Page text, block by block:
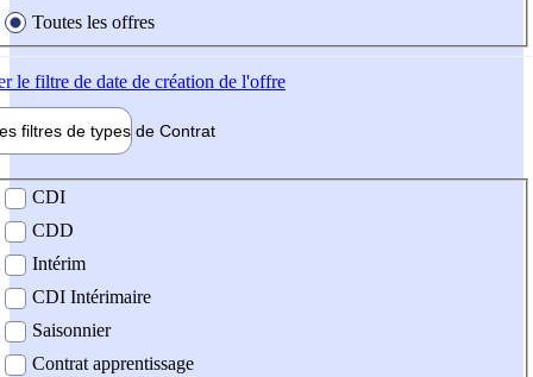
Toutes les offres
le filtre de date de création de l'offre
filtres de types de Contrat
contrat
CDI
CDD
Intérim
CDI Intérimaire
Saisonnier
Contrat apprentissage